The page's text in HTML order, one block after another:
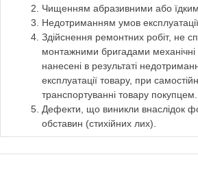
Чищенням абразивними або
Недотриманням умов експлуатації.
Здійснення ремонтних робіт, не
монтажними бригадами
нанесені в результаті
експлуатації товару, при
транспортуванні товару покупцем.
Дефекти, що виникли внаслідок
обставин (стихійних лих).